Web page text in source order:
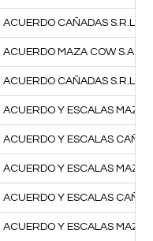
ACUERDO CAÑADAS S.R.L.
ACUERDO MAZA COW S.A.S.
ACUERDO CAÑADAS S.R.L.
ACUERDO Y ESCALAS MAZA
ACUERDO Y ESCALAS
ACUERDO Y ESCALAS MAZA
ACUERDO Y ESCALAS
ACUERDO Y ESCALAS MAZA